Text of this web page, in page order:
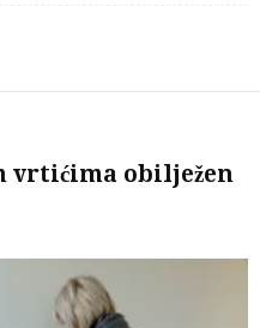
vrtićima obilježen